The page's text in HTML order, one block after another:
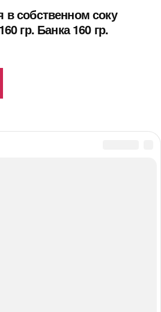
собственном соку
гр. Банка 160 гр.